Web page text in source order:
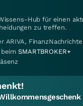
Hub für einen
zu treffen.
ARIVA,
beimSMARTBROKER+